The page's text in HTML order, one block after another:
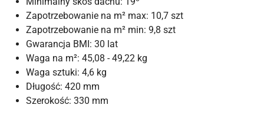
Zapotrzebowanie na m² max: 10,7 szt
Zapotrzebowanie na m² min: 9,8 szt
Gwarancja BMI: 30 lat
Waga na m²: 45,08 - 49,22 kg
Waga sztuki: 4,6 kg
Długość: 420 mm
Szerokość: 330 mm